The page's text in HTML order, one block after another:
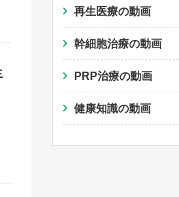
再生医療の動画
幹細胞治療の動画
PRP治療の動画
健康知識の動画